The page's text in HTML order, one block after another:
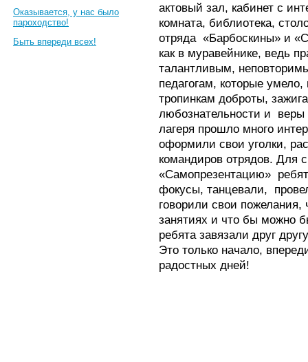
Оказывается, у нас было
пароходство!
Быть впереди всех!
актовый зал, кабинет с
комната, библиотека,
отряда ­ «Барбоскины» и
как в муравейнике, ведь
талантливым,
педагогам, которые умело,
тропинкам доброты,
любознательности и веры
лагеря прошло много
оформили свои уголки,
командиров отрядов. Для
«Самопрезентацию»
фокусы, танцевали,
говорили свои
занятиях и что бы можно
ребята завязали друг
Это только начало,
радостных дней!